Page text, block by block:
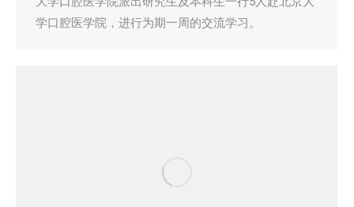
学口腔医学院，进行为期一周的交流学习。